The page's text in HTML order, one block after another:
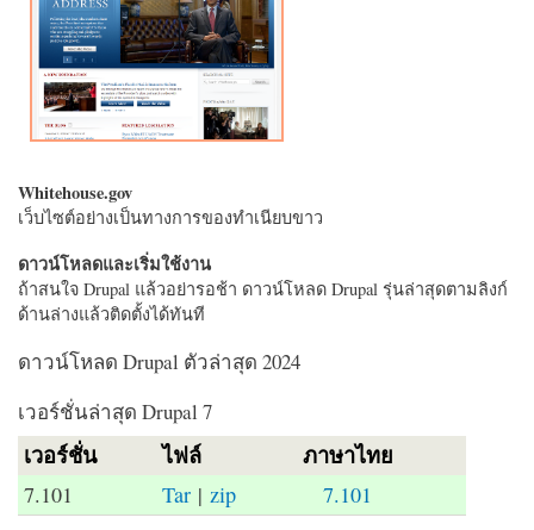
Whitehouse.gov
เว็บไซต์อย่างเป็นทางการของทำเนียบขาว
ดาวน์โหลดและเริ่มใช้งาน
ถ้าสนใจ Drupal แล้วอย่ารอช้า ดาวน์โหลด Drupal รุ่นล่าสุดตามลิงก์
ด้านล่างแล้วติดตั้งได้ทันที
ดาวน์โหลด Drupal ตัวล่าสุด 2024
เวอร์ชั่นล่าสุด Drupal 7
เวอร์ชั่น ไฟล์ ภาษาไทย
7.101 Tar |zip 7.101